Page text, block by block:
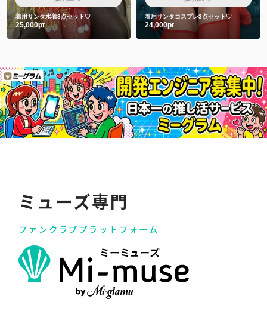
着用サンタ水着3点セット♡
25,000pt
着用サンタコスプレ3点セット♡
24,000pt
ミューズ専門
ファンクラブプラットフォーム